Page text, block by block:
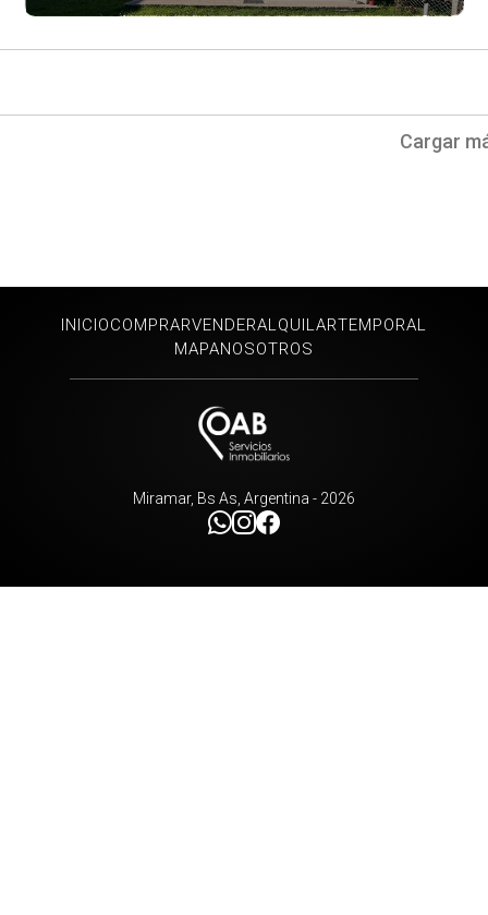
Cargar
INICIOCOMPRARVENDERALQUILARTEMPORAL
MAPANOSOTROS
Miramar, Bs As, Argentina - 2026